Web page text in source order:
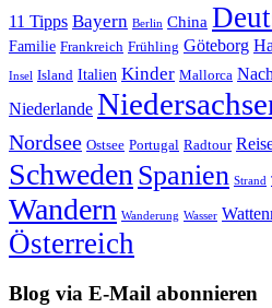
11 Tipps Bayern Berlin China
Familie Frankreich Frühling Göteborg
Insel Island Italien Kinder Mallorca
Niederlande
Nordsee Ostsee Portugal Radtour
SchwedenSpanien Strand
Wandern Wanderung Wasser
Österreich
Blog via E-Mail abonnieren